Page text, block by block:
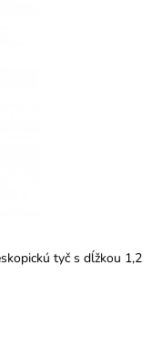
tyč s dĺžkou 1,2